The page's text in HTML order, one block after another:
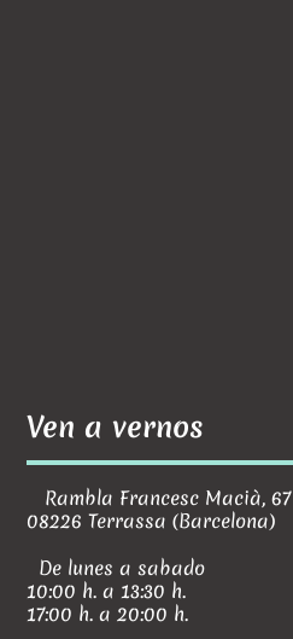
Ven a vernos
Rambla Francesc Macià, 67
08226 Terrassa (Barcelona)
De lunes a sabado
10:00 h. a 13:30 h.
17:00 h. a 20:00 h.